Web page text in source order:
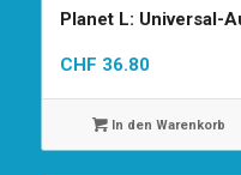
Planet L: Universal-
CHF 36.80
In den Warenkorb